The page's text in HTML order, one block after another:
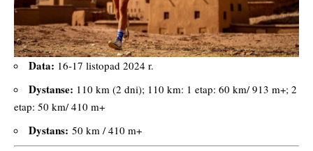
Data: 16-17 listopad 2024 r.
Dystanse: 110 km (2 dni); 110 km: 1 etap: 60 km/ 913 m+; 2
etap: 50 km/ 410 m+
Dystans: 50 km / 410 m+